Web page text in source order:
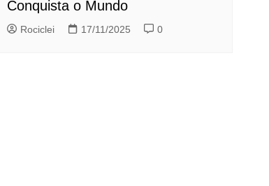
Conquista o Mundo
Rociclei 17/11/2025 0